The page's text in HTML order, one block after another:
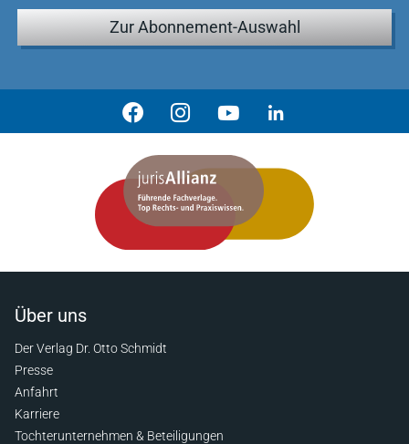
Zur Abonnement-Auswahl
Über uns
Der Verlag Dr. Otto Schmidt
Presse
Anfahrt
Karriere
Tochterunternehmen & Beteiligungen